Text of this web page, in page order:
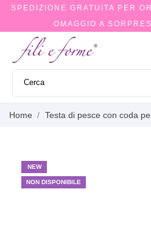
SPEDIZIONE GRATUITA PER
OMAGGIO A
Home Testa di pesce con coda
NEW
NON DISPONIBILE